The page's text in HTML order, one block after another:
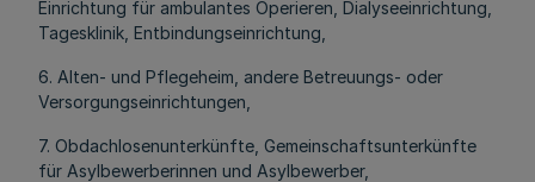
Einrichtung für ambulantes Operieren, Dialyseeinrichtung,
Tagesklinik, Entbindungseinrichtung,
6. Alten- und Pflegeheim, andere Betreuungs- oder
Versorgungseinrichtungen,
7. Obdachlosenunterkünfte, Gemeinschaftsunterkünfte
für Asylbewerberinnen und Asylbewerber,